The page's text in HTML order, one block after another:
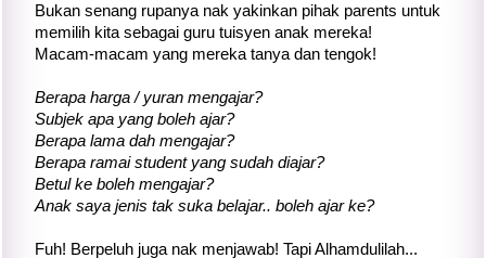
Bukan senang rupanya nak yakinkan pihak parents untuk
memilih kita sebagai guru tuisyen anak mereka!
Macam-macam yang mereka tanya dan tengok!
Berapa harga / yuran mengajar?
Subjek apa yang boleh ajar?
Berapa lama dah mengajar?
Berapa ramai student yang sudah diajar?
Betul ke boleh mengajar?
Anak saya jenis tak suka belajar.. boleh ajar ke?
Fuh! Berpeluh juga nak menjawab! Tapi Alhamdulilah...